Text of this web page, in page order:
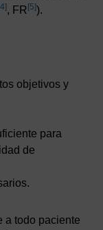
[4] , FR [5]).
objetivos y
para
de
a todo paciente